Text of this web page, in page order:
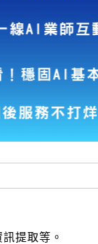
提取等。